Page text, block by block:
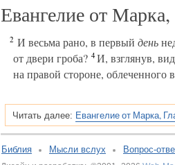
Евангелие от Марка,
2 И весьма рано, в первый день
от двери гроба? 4И, взглянув,
на правой стороне,
Читать далее: Евангелие от Марка,
Библия Мысли вслух Вопрос-